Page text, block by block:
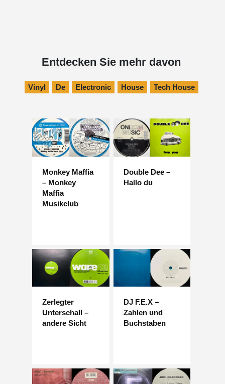
Entdecken Sie mehr davon
Vinyl De Electronic House Tech House
Monkey Maffia
– Monkey
Maffia
Musikclub
Double Dee –
Hallo du
Zerlegter
Unterschall –
andere Sicht
DJ F.E.X –
Zahlen und
Buchstaben